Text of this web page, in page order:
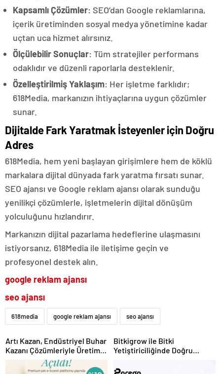
Kapsamlı Çözümler: SEO’dan Google reklamlarına,
içerik üretiminden sosyal medya yönetimine kadar
uçtan uca hizmet alırsınız.
Ölçülebilir Sonuçlar: Tüm stratejiler performans
odaklıdır ve düzenli raporlarla desteklenir.
Özelleştirilmiş Yaklaşım: Her işletme farklıdır;
618Media, markanızın ihtiyaçlarına uygun çözümler
sunar.
Dijitalde Fark Yaratmak İsteyenler için Doğru
Adres
618Media, hem yeni başlayan girişimlere hem de köklü
markalara dijital dünyada fark yaratma fırsatı sunar.
SEO ajansı ve Google reklam ajansı olarak sunduğu
yenilikçi çözümlerle, işletmelerin dijital dönüşüm
yolculuğunu hızlandırır.
Markanızın dijital pazarlama hedeflerine ulaşmasını
istiyorsanız, 618Media ile iletişime geçin ve
profesyonel destek alın.
google reklam ajansı
seo ajansı
618media google reklam ajansı seo ajansı
Artı Kazan, Endüstriyel Buhar
Kazanı Çözümleriyle Üretim
Tesislerine Verimli Sistemler
Sunuyor
Bitkigrow ile Bitki
Yetiştiriciliğinde Doğru